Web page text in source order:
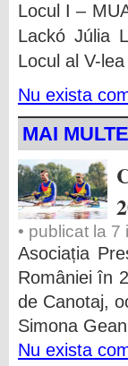
Locul I –
Lackó Júlia
Locul al V-lea
Nu exista
MAI
• publicat la
Asociația
României în
de Canotaj,
Simona
Nu exista